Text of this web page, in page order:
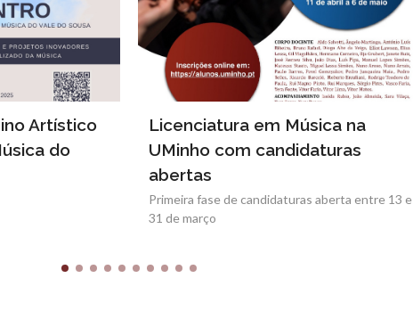
Artístico
do
Licenciatura em Música na
UMinho com candidaturas
abertas
Primeira fase de candidaturas aberta entre 13 e
31 de março